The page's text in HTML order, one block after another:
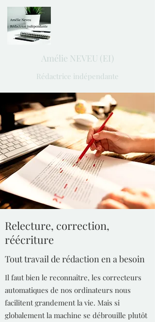
Amélie NEVEU (EI)
Rédactrice indépendante
Relecture, correction,
réécriture
Tout travail de rédaction en a besoin
Il faut bien le reconnaître, les correcteurs
automatiques de nos ordinateurs nous
facilitent grandement la vie. Mais si
globalement la machine se débrouille plutôt